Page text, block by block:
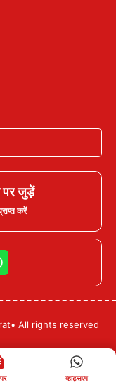
पर जुड़ें
करें
All rights reserved
व्हाट्सएप